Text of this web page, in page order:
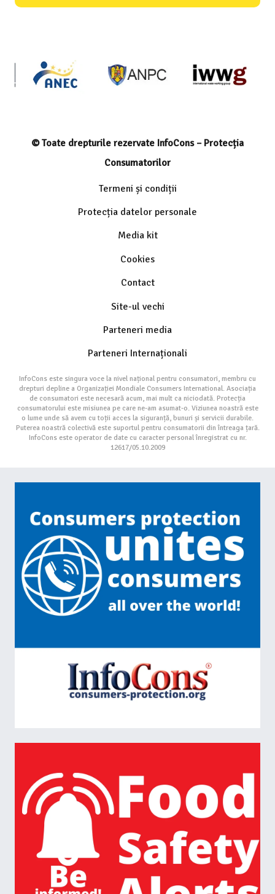
© Toate drepturile rezervate InfoCons – Protecția
Consumatorilor
Termeni și condiții
Protecția datelor personale
Media kit
Cookies
Contact
Site-ul vechi
Parteneri media
Parteneri Internaționali
InfoCons este singura voce la nivel național pentru consumatori, membru cu
drepturi depline a Organizației Mondiale Consumers International. Asociația
de consumatori este necesară acum, mai mult ca niciodată. Protecția
consumatorului este misiunea pe care ne-am asumat-o. Viziunea noastră este
o lume unde să avem cu toții acces la siguranță, bunuri și servicii durabile.
Puterea noastră colectivă este suportul pentru consumatorii din întreaga țară.
InfoCons este operator de date cu caracter personal înregistrat cu nr.
12617/05.10.2009